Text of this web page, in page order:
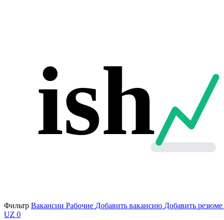
ish
Фильтр Вакансии Рабочие Добавить вакансию Добавить резюме
UZ 0